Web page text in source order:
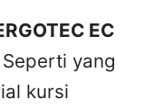
EC
Seperti yang
kursi